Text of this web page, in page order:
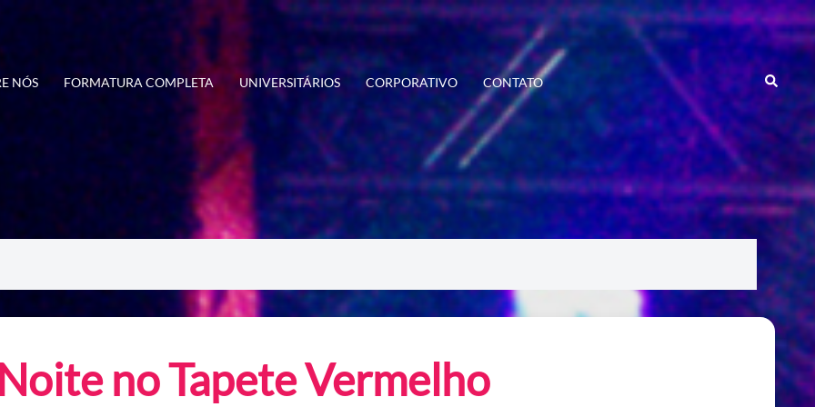
NÓS FORMATURA COMPLETA UNIVERSITÁRIOS CORPORATIVO CONTATO Search
no Tapete Vermelho